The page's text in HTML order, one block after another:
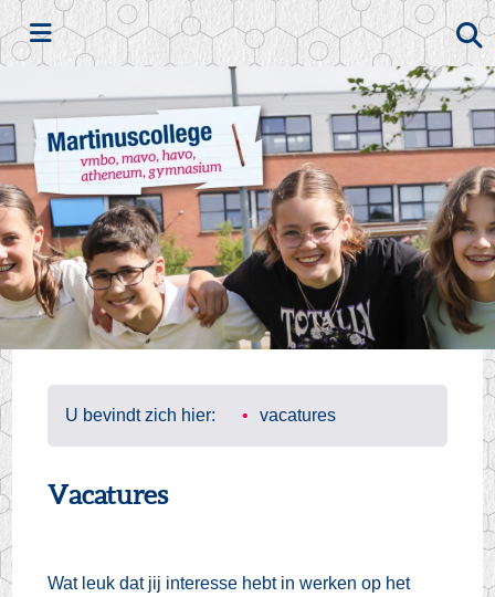
Zoeken
U bevindt zich hier: vacatures
Vacatures
Wat leuk dat jij interesse hebt in werken op het